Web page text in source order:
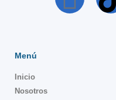
Menú
Inicio
Nosotros